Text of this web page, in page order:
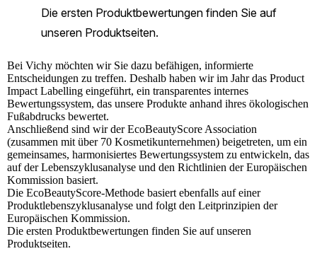
Bei Vichy möchten wir Sie dazu befähigen, informierte
Entscheidungen zu treffen. Deshalb haben wir im Jahr das Product
Impact Labelling eingeführt, ein transparentes internes
Bewertungssystem, das unsere Produkte anhand ihres ökologischen
Fußabdrucks bewertet.
Anschließend sind wir der EcoBeautyScore Association
(zusammen mit über 70 Kosmetikunternehmen) beigetreten, um ein
gemeinsames, harmonisiertes Bewertungssystem zu entwickeln, das
auf der Lebenszyklusanalyse und den Richtlinien der Europäischen
Kommission basiert.
Die EcoBeautyScore-Methode basiert ebenfalls auf einer
Produktlebenszyklusanalyse und folgt den Leitprinzipien der
Europäischen Kommission.
Die ersten Produktbewertungen finden Sie auf unseren
Produktseiten.